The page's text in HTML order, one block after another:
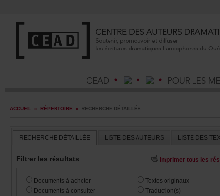
ACCUEIL » RÉPERTOIRE » RECHERCHEDÉTAILLÉE
RECHERCHEDÉTAILLÉE LISTEDESAUTEURS
Filtrerlesrésultats
Documentsàacheter
Documentsàconsulter
Textesoriginaux
Traduction(s)